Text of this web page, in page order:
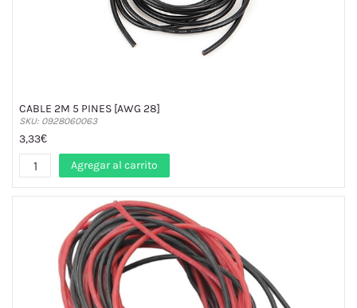
CABLE 2M 5 PINES [AWG 28]
SKU: 0928060063
3,33€
Agregar al carrito